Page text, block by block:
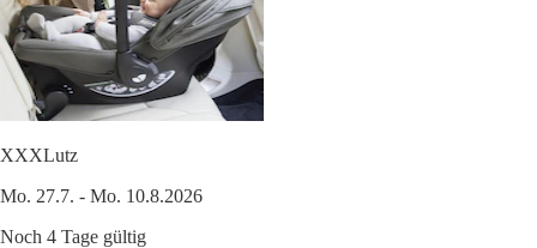
XXXLutz
Mo. 27.7. - Mo. 10.8.2026
Noch 4 Tage gültig